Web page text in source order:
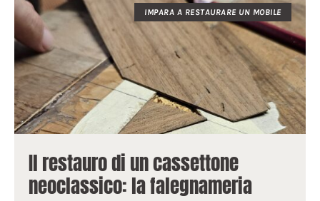
IMPARA A RESTAURARE UN MOBILE
Il restauro di un cassettone
neoclassico: la falegnameria